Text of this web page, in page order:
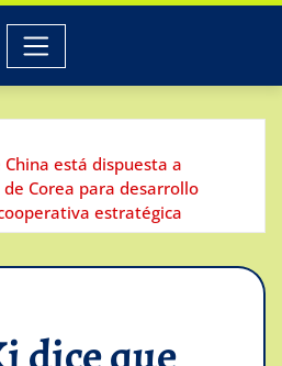
está dispuesta a
Corea para desarrollo
estratégica